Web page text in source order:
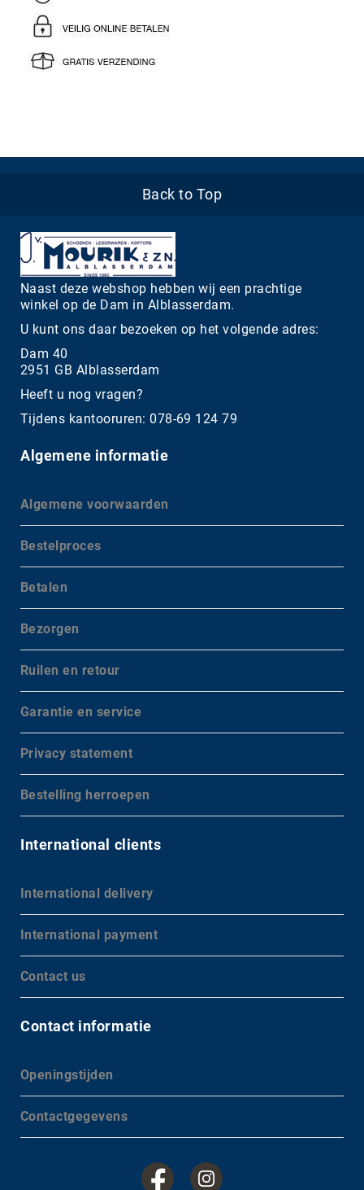
Back to Top
Naast deze webshop hebben wij een prachtige
winkel op de Dam in Alblasserdam.
U kunt ons daar bezoeken op het volgende adres:
Dam 40
2951 GB Alblasserdam
Heeft u nog vragen?
Tijdens kantooruren: 078-69 124 79
Algemene informatie
Algemene voorwaarden
Bestelproces
Betalen
Bezorgen
Ruilen en retour
Garantie en service
Privacy statement
Bestelling herroepen
International clients
International delivery
International payment
Contact us
Contact informatie
Openingstijden
Contactgegevens